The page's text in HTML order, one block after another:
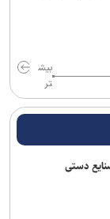
محوریت تحولات
می‌کنیم
آمریکا
بیش
تر
دستی